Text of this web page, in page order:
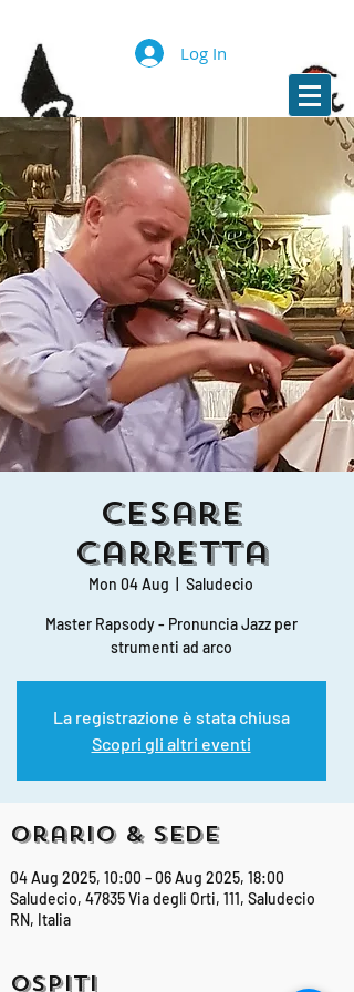
Log In
Cesare
Carretta
Mon 04 Aug Saludecio
Master Rapsody - Pronuncia Jazz per
strumenti ad arco
La registrazione è stata chiusa
Scopri gli altri eventi
Orario & Sede
04 Aug 2025, 10:00 – 06 Aug 2025, 18:00
Saludecio, 47835 Via degli Orti, 111, Saludecio
RN, Italia
Ospiti